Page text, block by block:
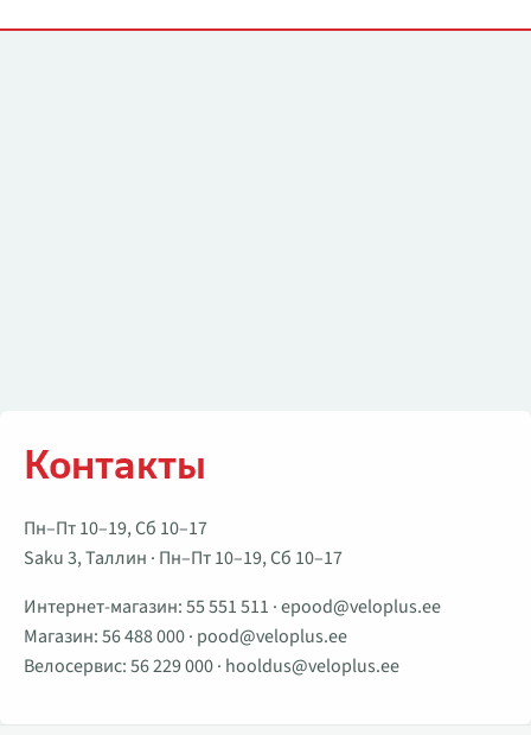
Контакты
Пн–Пт 10–19, Сб 10–17
Saku 3, Таллин · Пн–Пт 10–19, Сб 10–17
Интернет-магазин:55 551 511 ·epood@veloplus.ee
Магазин:56 488 000· pood@veloplus.ee
Велосервис:56 229 000· hooldus@veloplus.ee